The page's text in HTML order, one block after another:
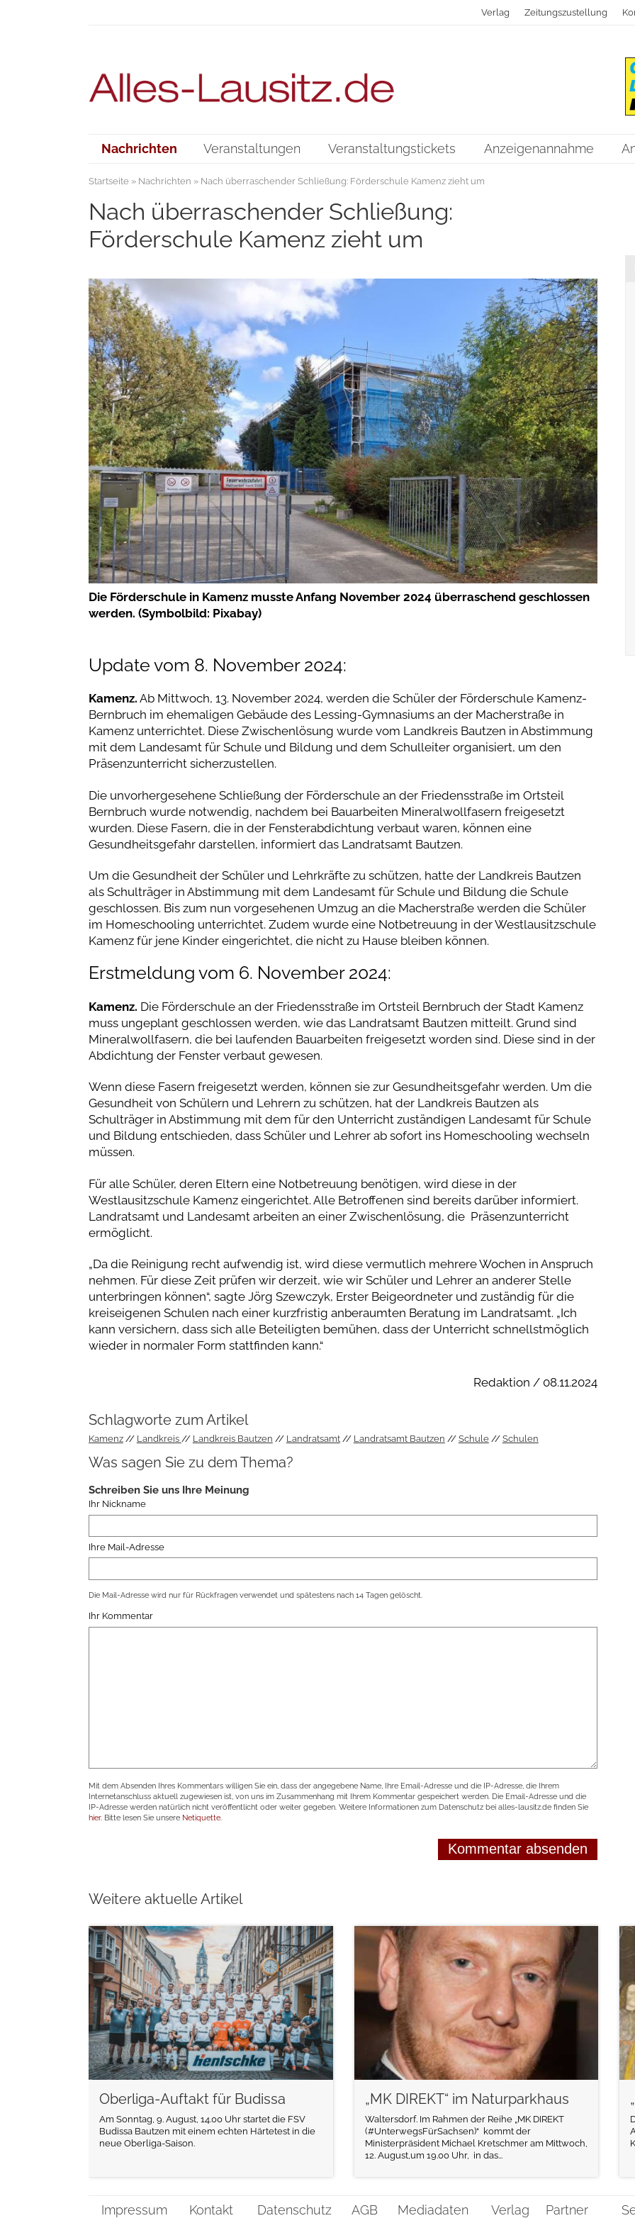
Verlag Zeitungszustellung
Nachrichten Veranstaltungen Veranstaltungstickets Anzeigenannahme
Startseite» Nachrichten » Nach überraschender Schließung: Förderschule Kamenz zieht um
Nach überraschender Schließung:
Förderschule Kamenz zieht um
Die Förderschule in Kamenz musste Anfang November 2024 überraschend geschlossen
werden. (Symbolbild: Pixabay)
Update vom 8. November 2024:
Kamenz. Ab Mittwoch, 13. November 2024, werden die Schüler der Förderschule Kamenz-
Bernbruch im ehemaligen Gebäude des Lessing-Gymnasiums an der Macherstraße in
Kamenz unterrichtet. Diese Zwischenlösung wurde vom Landkreis Bautzen in Abstimmung
mit dem Landesamt für Schule und Bildung und dem Schulleiter organisiert, um den
Präsenzunterricht sicherzustellen.
Die unvorhergesehene Schließung der Förderschule an der Friedensstraße im Ortsteil
Bernbruch wurde notwendig, nachdem bei Bauarbeiten Mineralwollfasern freigesetzt
wurden. Diese Fasern, die in der Fensterabdichtung verbaut waren, können eine
Gesundheitsgefahr darstellen, informiert das Landratsamt Bautzen.
Um die Gesundheit der Schüler und Lehrkräfte zu schützen, hatte der Landkreis Bautzen
als Schulträger in Abstimmung mit dem Landesamt für Schule und Bildung die Schule
geschlossen. Bis zum nun vorgesehenen Umzug an die Macherstraße werden die Schüler
im Homeschooling unterrichtet. Zudem wurde eine Notbetreuung in der Westlausitzschule
Kamenz für jene Kinder eingerichtet, die nicht zu Hause bleiben können.
Erstmeldung vom 6. November 2024:
Kamenz. Die Förderschule an der Friedensstraße im Ortsteil Bernbruch der Stadt Kamenz
muss ungeplant geschlossen werden, wie das Landratsamt Bautzen mitteilt. Grund sind
Mineralwollfasern, die bei laufenden Bauarbeiten freigesetzt worden sind. Diese sind in der
Abdichtung der Fenster verbaut gewesen.
Wenn diese Fasern freigesetzt werden, können sie zur Gesundheitsgefahr werden. Um die
Gesundheit von Schülern und Lehrern zu schützen, hat der Landkreis Bautzen als
Schulträger in Abstimmung mit dem für den Unterricht zuständigen Landesamt für Schule
und Bildung entschieden, dass Schüler und Lehrer ab sofort ins Homeschooling wechseln
müssen.
Für alle Schüler, deren Eltern eine Notbetreuung benötigen, wird diese in der
Westlausitzschule Kamenz eingerichtet. Alle Betroffenen sind bereits darüber informiert.
Landratsamt und Landesamt arbeiten an einer Zwischenlösung, die Präsenzunterricht
ermöglicht.
„Da die Reinigung recht aufwendig ist, wird diese vermutlich mehrere Wochen in Anspruch
nehmen. Für diese Zeit prüfen wir derzeit, wie wir Schüler und Lehrer an anderer Stelle
unterbringen können“, sagte Jörg Szewczyk, Erster Beigeordneter und zuständig für die
kreiseigenen Schulen nach einer kurzfristig anberaumten Beratung im Landratsamt. „Ich
kann versichern, dass sich alle Beteiligten bemühen, dass der Unterricht schnellstmöglich
wieder in normaler Form stattfinden kann.“
Redaktion / 08.11.2024
Schlagworte zum Artikel
Kamenz Landkreis Landkreis Bautzen Landratsamt Landratsamt Bautzen Schule Schulen
Was sagen Sie zu dem Thema?
Schreiben Sie uns Ihre Meinung
Ihr Nickname
Ihre Mail-Adresse
Die Mail-Adresse wird nur für Rückfragen verwendet und spätestens nach 14 Tagen gelöscht.
Ihr Kommentar
Mit dem Absenden Ihres Kommentars willigen Sie ein, dass der angegebene Name, Ihre Email-Adresse und die IP-Adresse, die Ihrem
Internetanschluss aktuell zugewiesen ist, von uns im Zusammenhang mit Ihrem Kommentar gespeichert werden. Die Email-Adresse und die
IP-Adresse werden natürlich nicht veröffentlicht oder weiter gegeben. Weitere Informationen zum Datenschutz bei alles-lausitz.de finden Sie
hier. Bitte lesen Sie unsere Netiquette.
Weitere aktuelle Artikel
Oberliga-Auftakt für Budissa
Am Sonntag, 9. August, 14.00 Uhr startet die FSV
Budissa Bautzen mit einem echten Härtetest in die
neue Oberliga-Saison.
weiterlesen
„MK DIREKT“ im Naturparkhaus
Waltersdorf. Im Rahmen der Reihe „MK DIREKT
(#UnterwegsFürSachsen)“ kommt der
Ministerpräsident Michael Kretschmer am Mittwoch,
12. August,um 19.00 Uhr, in das...
weiterlesen
Impressum Kontakt Datenschutz AGB Mediadaten Verlag Partner